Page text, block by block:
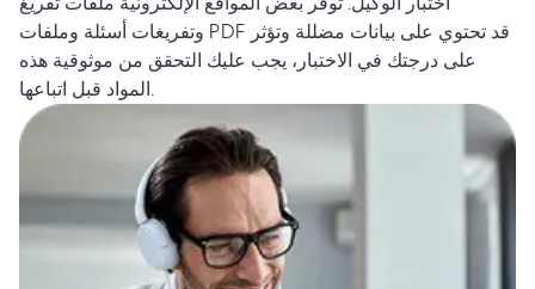
وتفريغات أسئلة وملفات PDF قد تحتوي على بيانات مضللة وتؤثر
على درجتك في الاختبار، يجب عليك التحقق من موثوقية هذه
المواد قبل اتباعها.